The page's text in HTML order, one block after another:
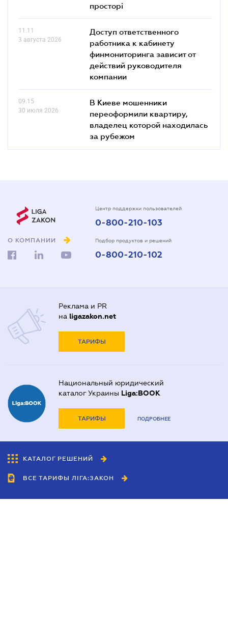
просторі
11.11
3 августа 2026
Доступ ответственного
работника к кабинету
финмониторинга зависит от
действий руководителя
компании
09.15
30 июля 2026
В Киеве мошенники
переоформили квартиру,
владелец которой находилась
за рубежом
О КОМПАНИИ
Центр поддержки пользователей
0-800-210-103
Подбор продуктов и решений
0-800-210-102
Реклама и PR
на ligazakon.net
ТАРИФЫ
Национальный юридический
каталог Украины Liga:BOOK
ТАРИФЫ ПОДРОБНЕЕ
КАТАЛОГ РЕШЕНИЙ
ВСЕ ТАРИФЫ ЛІГА:ЗАКОН